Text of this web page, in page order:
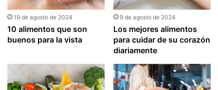
19 de agosto de 2024
10 alimentos que son
buenos para la vista
9 de agosto de 2024
Los mejores alimentos
para cuidar de su corazón
diariamente